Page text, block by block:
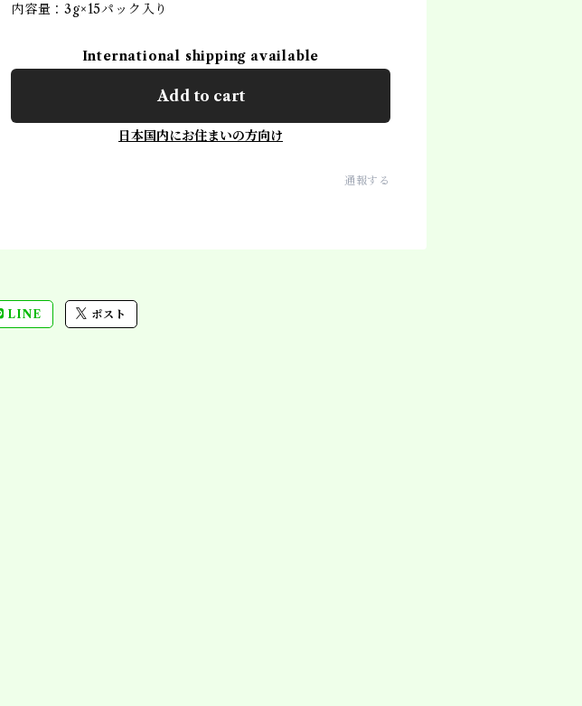
内容量：3g×15パック入り
International shipping available
Add to cart
日本国内にお住まいの方向け
通報する
LINE ポスト